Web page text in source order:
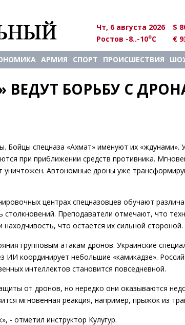
Чт, 6 августа 2026
$
Ростов -8..-10oC €
АРМИЯ СПОРТ ПРОИСШЕСТВИЯ
ВЕДУТ БОРЬБУ С
Бойцы спецназа «Ахмат» именуют их «ждунами».
при приближении средств противника.
Автономные дроны уже
центрах спецназовцев обучают
Преподаватели отмечают, что
что остается их сильной стороной.
групповым атакам дронов. Украинские
координирует небольшие «камикадзе».
интеллектов становится повседневной.
от дронов, но нередко они оказываются
мгновенная реакция, например, прыжок из
- отметил инструктор Кулугур.